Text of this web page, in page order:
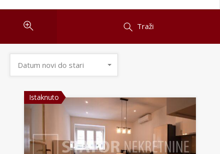
Traži
Datum novi do stari
Istaknuto